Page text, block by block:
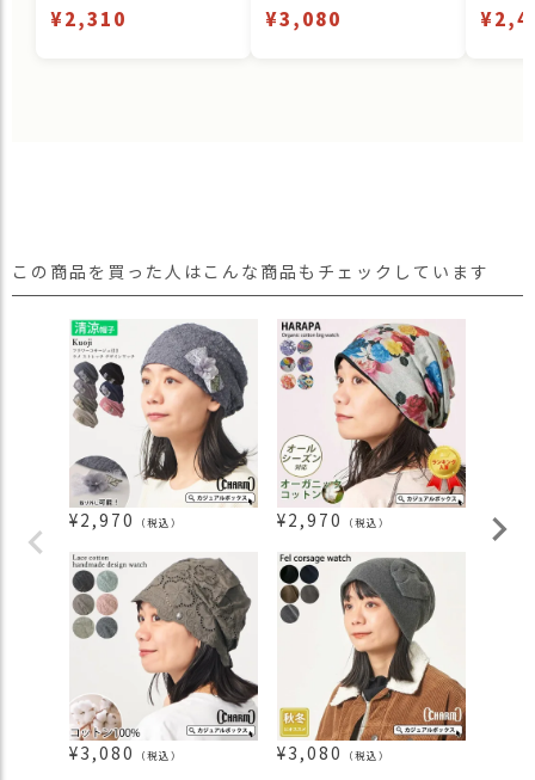
¥2,310 ¥3,080
この商品を買った人はこんな商品もチェックしています
¥2,970 （税込） ¥2,970 （税込） ¥
¥3,080 （税込） ¥3,080 （税込）